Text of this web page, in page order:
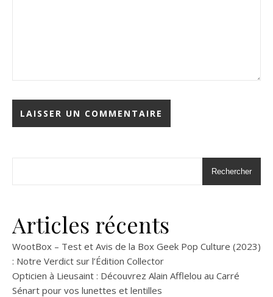
Rechercher
Articles récents
WootBox – Test et Avis de la Box Geek Pop Culture (2023)
: Notre Verdict sur l’Édition Collector
Opticien à Lieusaint : Découvrez Alain Afflelou au Carré
Sénart pour vos lunettes et lentilles